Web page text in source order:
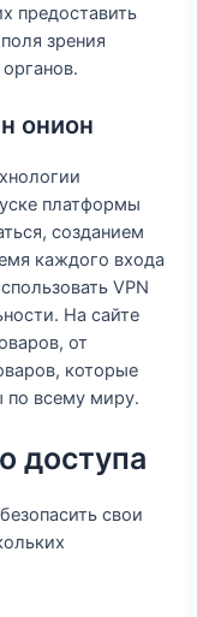
предоставить
зрения
онион
платформы
созданием
каждого входа
VPN
На сайте
от
которые
по всему миру.
доступа
свои